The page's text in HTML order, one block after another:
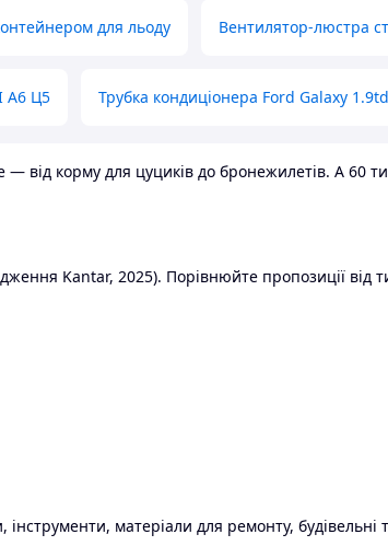
для льоду Вентилятор-люстра
А6 Ц5 Трубка кондиціонера Ford Galaxy
корму для цуциків до бронежилетів. А 60
Kantar, 2025). Порівнюйте пропозиції від
матеріали для ремонту, будівельні